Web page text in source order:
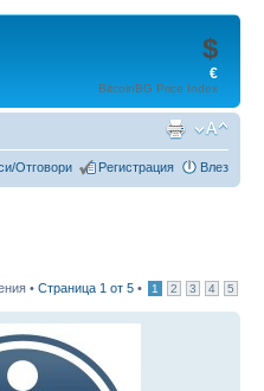
$
€
BitcoinBG Price Index
Отговори Регистрация Влез
• Страница 1 от 5 • 1 2 3 4 5